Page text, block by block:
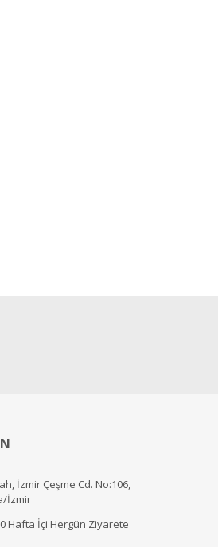
İzmir Çeşme Cd. No:106,
İzmir
Hafta İçi Hergün Ziyarete